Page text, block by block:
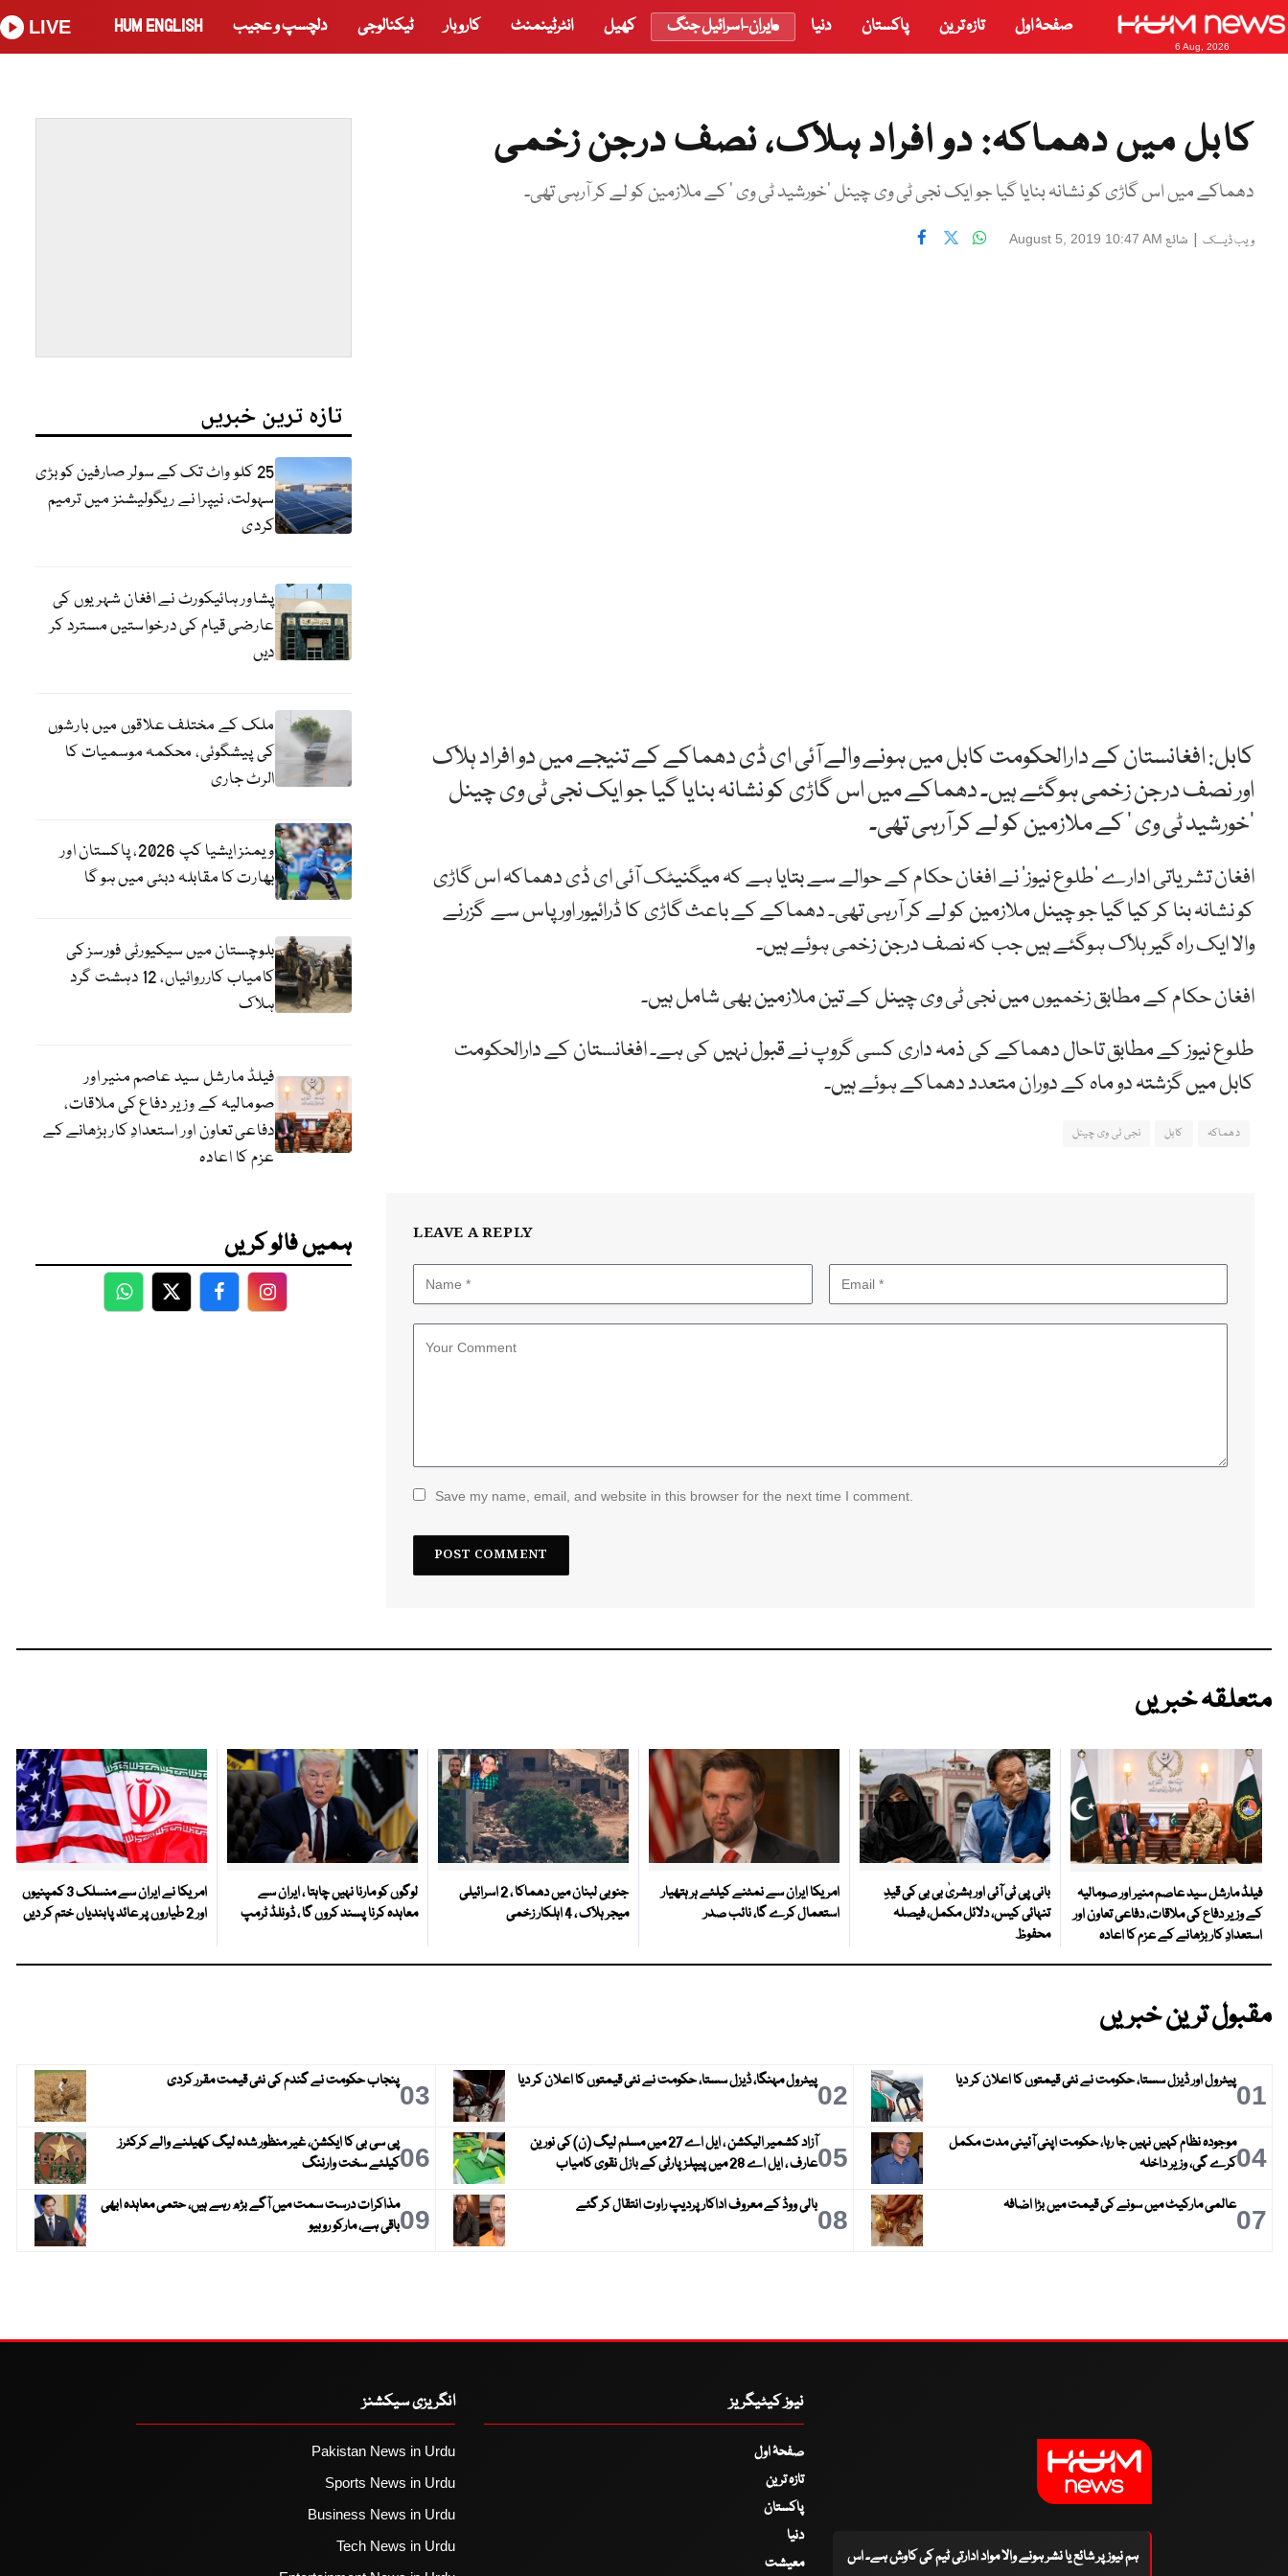
6 Aug, 2026
صفحۂ اول تازہ ترین پاکستان دنیا ایران-اسرائیل جنگ کھیل انٹرٹینمنٹ کاروبار ٹیکنالوجی دلچسپ و عجیب HUM ENGLISH
LIVE
کابل میں دھماکہ: دو افراد ہلاک، نصف درجن زخمی
دھماکے میں اس گاڑی کو نشانہ بنایا گیا جو ایک نجی ٹی وی چینل ’خورشید ٹی وی ‘ کے ملازمین کو لے کر آرہی تھی۔
ویب ڈیسک | شائع August 5, 2019 10:47 AM
کابل: افغانستان کے دارالحکومت کابل میں ہونے والے آئی ای ڈی دھماکے کے تنیجے میں دو افراد ہلاک
اور نصف درجن زخمی ہوگئے ہیں۔ دھماکے میں اس گاڑی کو نشانہ بنایا گیا جو ایک نجی ٹی وی چینل
’خورشید ٹی وی ‘ کے ملازمین کو لے کر آرہی تھی۔
افغان تشریاتی ادارے ’طلوع نیوز‘ نے افغان حکام کے حوالے سے بتایا ہے کہ میگنیٹک آئی ای ڈی دھماکہ اس گاڑی
کو نشانہ بنا کر کیا گیا جو چینل ملازمین کو لے کر آرہی تھی۔ دھماکے کے باعث گاڑی کا ڈرائیور اورپاس سے گزرنے
والا ایک راہ گیر ہلاک ہوگئے ہیں جب کہ نصف درجن زخمی ہوئے ہیں۔
افغان حکام کے مطابق زخمیوں میں نجی ٹی وی چینل کے تین ملازمین بھی شامل ہیں۔
طلوع نیوز کے مطابق تاحال دھماکے کی ذمہ داری کسی گروپ نے قبول نہیں کی ہے۔ افغانستان کے دارالحکومت
کابل میں گزشتہ دو ماہ کے دوران متعدد دھماکے ہوئے ہیں۔
دھماکہ کابل نجی ٹی وی چینل
LEAVE A REPLY
Save my name, email, and website in this browser for the next time I comment.
تازہ ترین خبریں
25 کلو واٹ تک کے سولر صارفین کو بڑی
سہولت، نیپرا نے ریگولیشنز میں ترمیم
کردی
پشاور ہائیکورٹ نے افغان شہریوں کی
عارضی قیام کی درخواستیں مسترد کر
دیں
ملک کے مختلف علاقوں میں بارشوں
کی پیشگوئی، محکمہ موسمیات کا
الرٹ جاری
ویمنز ایشیا کپ 2026، پاکستان اور
بھارت کا مقابلہ دبئی میں ہو گا
بلوچستان میں سیکیورٹی فورسز کی
کامیاب کارروائیاں، 12 دہشت گرد
ہلاک
فیلڈ مارشل سید عاصم منیر اور
صومالیہ کے وزیر دفاع کی ملاقات،
دفاعی تعاون اور استعدادِ کار بڑھانے کے
عزم کا اعادہ
ہمیں فالو کریں
WhatsApp
TwitterFacebookFacebook
متعلقہ خبریں
فیلڈ مارشل سید عاصم منیر اور صومالیہ
کے وزیر دفاع کی ملاقات، دفاعی تعاون اور
استعدادِ کار بڑھانے کے عزم کا اعادہ
بانی پی ٹی آئی اور بشریٰ بی بی کی قیدِ
تنہائی کیس، دلائل مکمل، فیصلہ
محفوظ
امریکا ایران سے نمٹنے کیلئے ہر ہتھیار
استعمال کرے گا، نائب صدر
جنوبی لبنان میں دھماکا ، 2 اسرائیلی
میجر ہلاک ، 4 اہلکار زخمی
لوگوں کو مارنا نہیں چاہتا ، ایران سے
معاہدہ کرنا پسند کروں گا ، ڈونلڈ ٹرمپ
امریکا نے ایران سے منسلک 3 کمپنیوں
اور 2 طیاروں پر عائد پابندیاں ختم کر دیں
مقبول ترین خبریں
01پیٹرول اور ڈیزل سستا، حکومت نے نئی قیمتوں کا اعلان کر دیا 02پیٹرول مہنگا، ڈیزل سستا، حکومت نے نئی قیمتوں کا اعلان کر دیا 03پنجاب حکومت نے گندم کی نئی قیمت مقرر کردی
04موجودہ نظام کہیں نہیں جا رہا، حکومت اپنی آئینی مدت مکمل
کرے گی، وزیر داخلہ
05
آزاد کشمیر الیکشن ، ایل اے 27 میں مسلم لیگ (ن) کی نورین
عارف ، ایل اے 28 میں پیپلز پارٹی کے بازل نقوی کامیاب
06پی سی بی کا ایکشن، غیر منظور شدہ لیگ کھیلنے والے کرکٹرز
کیلئے سخت وارننگ
07عالمی مارکیٹ میں سونے کی قیمت میں بڑا اضافہ 08بالی ووڈ کے معروف اداکار پردیپ راوت انتقال کر گئے 09مذاکرات درست سمت میں آگے بڑھ رہے ہیں، حتمی معاہدہ ابھی
باقی ہے، مارکو روبیو
ہم نیوز پر شائع یا نشر ہونے والا مواد ادارتی ٹیم کی کاوش ہے۔ اس
نیوز کیٹیگریز
صفحۂ اول
تازہ ترین
پاکستان
دنیا
معیشت
انگریزی سیکشنز
Pakistan News in Urdu
Sports News in Urdu
Business News in Urdu
Tech News in Urdu